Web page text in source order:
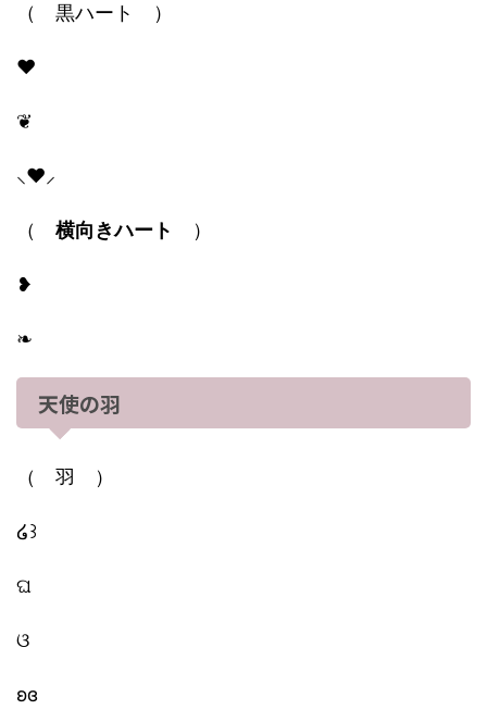
（ 黒ハート ）
♥
❦
⸜❤︎⸝
（ 横向きハート ）
❥
❧
天使の羽
（ 羽 ）
໒꒱
ଘ
ଓ
ʚɞ